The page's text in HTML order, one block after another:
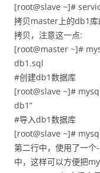
[root@slave ~]#
拷贝master上的db1库
拷贝，注意这一点:
[root@master ~]#
db1.sql
#创建db1数据库
[root@slave ~]#
db1”
#导入db1数据库
[root@slave ~]#
第二行中，使用了一
中，这样可以方便把